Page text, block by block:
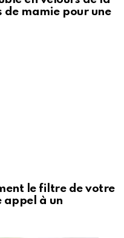
de mamie pour une
le filtre de votre
appel à un